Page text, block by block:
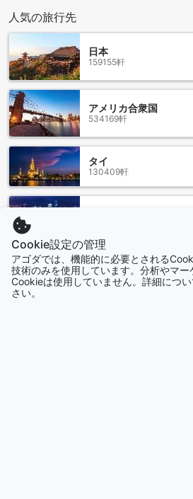
環境を楽しむことができます。また、
スも近くにあり、見事な建築と歴史的
さらに、サムプラン・エレファント・
れる価値があります。ここでは、エキ
ァントショーを見ることができます。
コーンプレイグラウンドやジュラシッ
近くにあり、家族連れには最適な場所
やナコーンパトム病院、Big C
も周辺にあり、便利なショッピングや
います。Ratchaphruek Pavilion (SHA
自然、文化、エンターテイメントの魅
す。
ラッチャブルックパビリオン（SHA
交通駅
ラッチャブルックパビリオン（SHA
パトムに位置しており、周辺にはいく
ります。最寄りの駅はナコンパトム鉄
利にアクセスすることができます。ま
人気の旅行先
日本
159155軒
アメリカ合衆国
534169軒
タイ
130409軒
シンガポール
1501軒
Cookie設定の管理
アゴダでは、機能的に必要とされる
技術のみを使用しています。分析やマ
Cookieは使用していません。詳細につ
さい。